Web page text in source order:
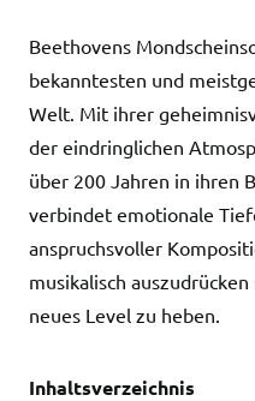
Beethovens
bekanntesten und
Welt. Mit ihrer
der eindringlichen
über 200 Jahren in ihren
verbindet emotionale
anspruchsvoller
musikalisch
neues Level zu heben.
Inhaltsverzeichnis